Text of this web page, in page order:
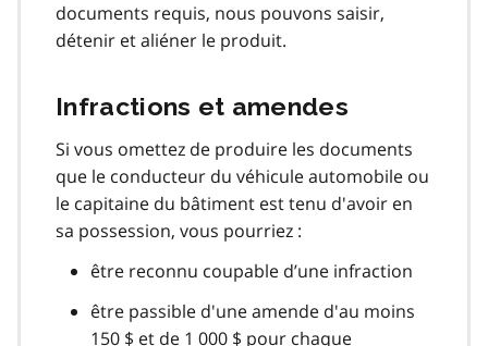
documents requis, nous pouvons saisir,
détenir et aliéner le produit.
Infractions et amendes
Si vous omettez de produire les documents
que le conducteur du véhicule automobile ou
le capitaine du bâtiment est tenu d'avoir en
sa possession, vous pourriez :
être reconnu coupable d’une infraction
être passible d'une amende d'au moins
150 $ et de 1 000 $ pour chaque